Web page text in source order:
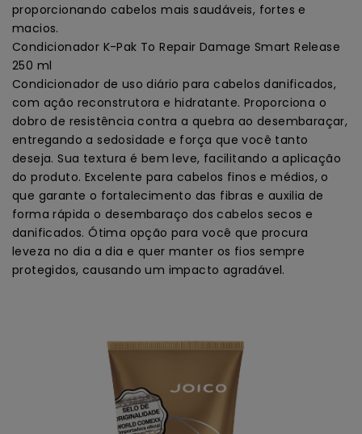
proporcionando cabelos mais saudáveis, fortes e
macios.
Condicionador K-Pak To Repair Damage Smart Release
250 ml
Condicionador de uso diário para cabelos danificados,
com ação reconstrutora e hidratante. Proporciona o
dobro de resistência contra a quebra ao desembaraçar,
entregando a sedosidade e força que você tanto
deseja. Sua textura é bem leve, facilitando a aplicação
do produto. Excelente para cabelos finos e médios, o
que garante o fortalecimento das fibras e auxilia de
forma rápida o desembaraço dos cabelos secos e
danificados. Ótima opção para você que procura
leveza no dia a dia e quer manter os fios sempre
protegidos, causando um impacto agradável.